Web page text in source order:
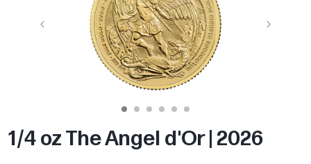
Précédent Suivant
1/4 oz The Angel d'Or | 2026